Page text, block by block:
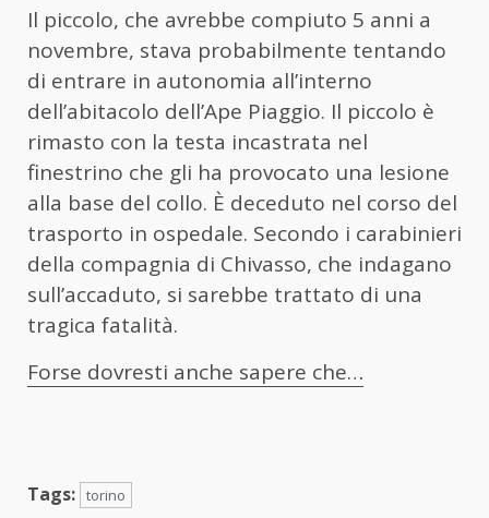
Il piccolo, che avrebbe compiuto 5 anni a
novembre, stava probabilmente tentando
di entrare in autonomia all’interno
dell’abitacolo dell’Ape Piaggio. Il piccolo è
rimasto con la testa incastrata nel
finestrino che gli ha provocato una lesione
alla base del collo. È deceduto nel corso del
trasporto in ospedale. Secondo i carabinieri
della compagnia di Chivasso, che indagano
sull’accaduto, si sarebbe trattato di una
tragica fatalità.
Forse dovresti anche sapere che…
Tags: torino